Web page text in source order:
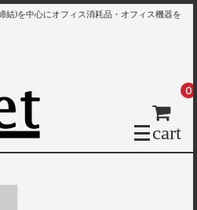
結)を中心にオフィス消耗品・オフィス機器を
cart
0